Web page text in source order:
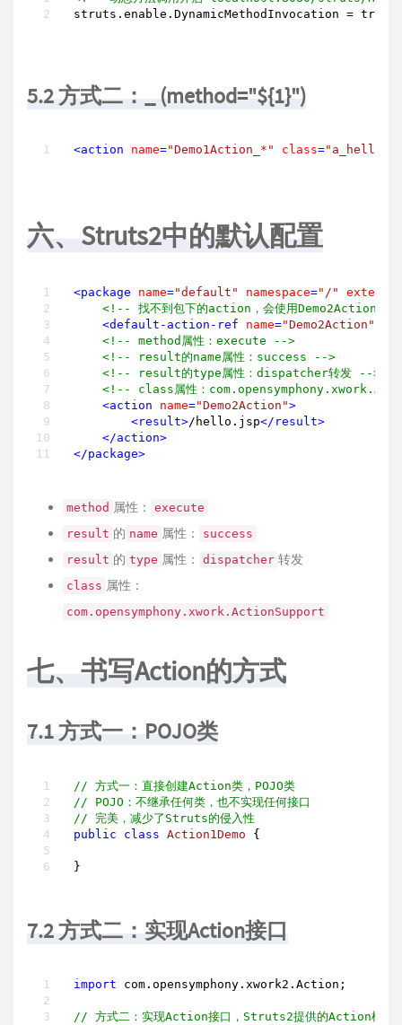
struts.enable.DynamicMethodInvocation = true
5.2 方式二：_ (method="${1}")
<action name="Demo1Action_*" class=
六、Struts2中的默认配置
<package name="default" namespace="/" extends
<!-- 找不到包下的action，会使用Demo2Action处
<default-action-ref name="Demo2Action"
<!-- method属性：execute -->
<!-- result的name属性：success -->
<!-- result的type属性：dispatcher转发 -->
<!-- class属性：
<action name="Demo2Action">
<result>/hello.jsp</ result>
</action>
</package>
method 属性：
execute
result 的 name 属性：
success
result 的 type 属性： dispatcher 转发
class 属性：
com.opensymphony.xwork.ActionSupport
七、书写Action的方式
7.1 方式一：POJO类
// 方式一：直接创建Action类，POJO类
// POJO：不继承任何类，也不实现任何接口
// 完美，减少了Struts的侵入性
public
class Action1Demo {
}
7.2 方式二：实现Action接口
import com.opensymphony.xwork2.Action;
// 方式二：实现Action接口，Struts2提供的Action模版